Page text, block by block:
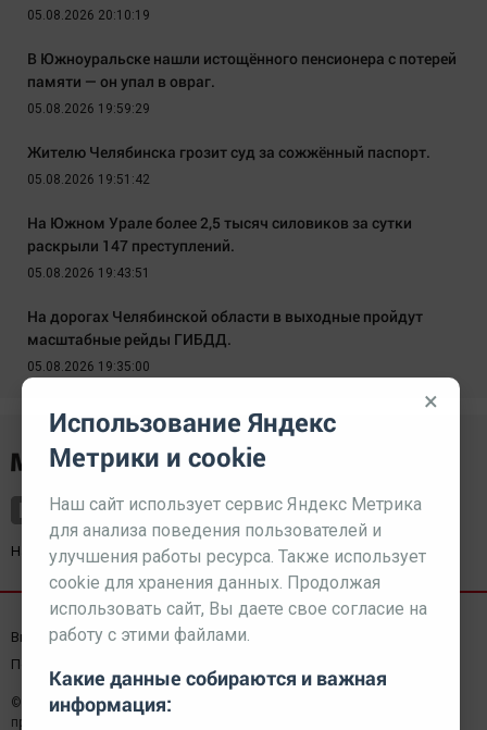
05.08.2026 20:10:19
В Южноуральске нашли истощённого пенсионера с потерей
памяти — он упал в овраг.
05.08.2026 19:59:29
Жителю Челябинска грозит суд за сожжённый паспорт.
05.08.2026 19:51:42
На Южном Урале более 2,5 тысяч силовиков за сутки
раскрыли 147 преступлений.
05.08.2026 19:43:51
На дорогах Челябинской области в выходные пройдут
масштабные рейды ГИБДД.
05.08.2026 19:35:00
Наш партнерkurorty-sochi.ru
Выходные данные СМИ Реклама
Пользовательское соглашение
© 2026 МЕДИАЗАВОД — Сайт может содержать контент,
предназначенный для лиц 18+
×
Использование Яндекс
Метрики и cookie
Наш сайт использует сервис Яндекс Метрика
для анализа поведения пользователей и
улучшения работы ресурса. Также использует
cookie для хранения данных. Продолжая
использовать сайт, Вы даете свое согласие на
работу с этими файлами.
Какие данные собираются и важная
информация: